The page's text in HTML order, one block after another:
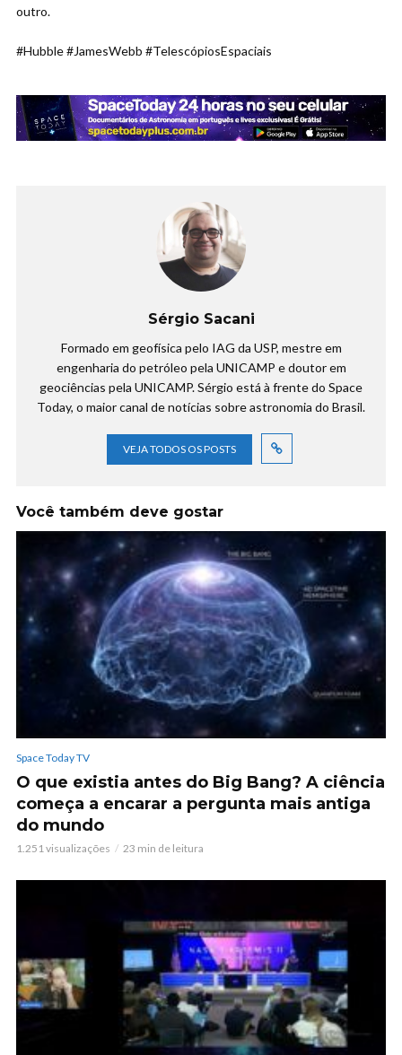
outro.
#Hubble #JamesWebb #TelescópiosEspaciais
Sérgio Sacani
Formado em geofísica pelo IAG da USP, mestre em
engenharia do petróleo pela UNICAMP e doutor em
geociências pela UNICAMP. Sérgio está à frente do Space
Today, o maior canal de notícias sobre astronomia do Brasil.
VEJA TODOS OS POSTS
Você também deve gostar
Space Today TV
O que existia antes do Big Bang? A ciência
começa a encarar a pergunta mais antiga
do mundo
1.251 visualizações 23 min de leitura